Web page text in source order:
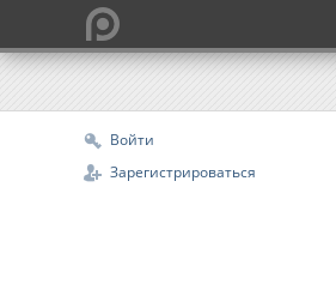
Войти
Зарегистрироваться